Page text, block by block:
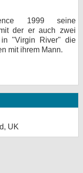
1999 seine
der er auch zwei
"Virgin River" die
mit ihrem Mann.
UK